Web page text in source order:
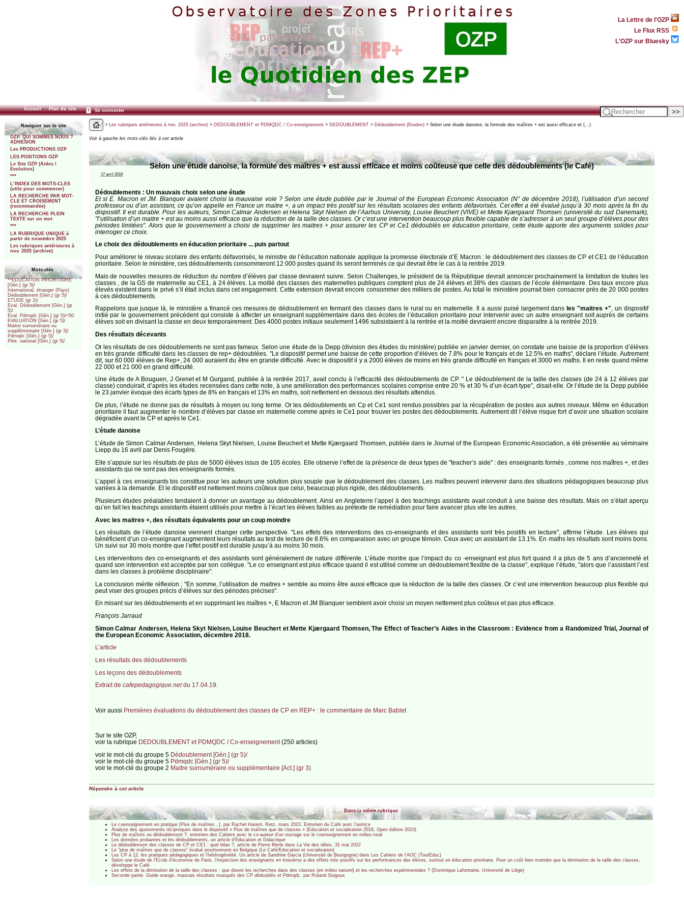
La Lettre de l'OZP
Le Flux RSS
L'OZP sur Bluesky
Accueil Plan du site Se connecter
Naviguer sur le site
OZP. QUI SOMMES NOUS ?
ADHESION
Les PRODUCTIONS OZP
LES POSITIONS OZP
Le Site OZP (Aides /
Evolution)
***
L’INDEX DES MOTS-CLES
(utile pour commencer)
LA RECHERCHE PAR MOT-
CLE ET CROISEMENT
(recommandée)
LA RECHERCHE PLEIN
TEXTE sur un mot
***
LA RUBRIQUE UNIQUE à
partir de novembre 2025
Les rubriques antérieures à
nov. 2025 (archive)
Mots-clés
**EDUCATION PRIORITAIRE
[Gén.] (gr 5)/
International, étranger (Pays)
Dédoublement [Gén.] (gr 5)/
ETUDE (gr 2)/
Eval. Dédoublement [Gén.] (gr
5)/
Eval. Pdmqdc [Gén.] (gr 5)/<50
EVALUATION [Gén.] (gr 5)/
Maitre surnuméraire ou
supplémentaire [Gén.] (gr 3)/
Pdmqdc [Gén.] (gr 5)/
Pilot. national [Gén.] (gr 5)/
> Les rubriques antérieures à nov. 2025 (archive)> DEDOUBLEMENT et PDMQDC / Co-enseignement> DEDOUBLEMENT> Dédoublement (Etudes)> Selon une étude danoise, la formule des maîtres + est aussi efficace et (…)
Voir à gauche les mots-clés liés à cet article
Selon une étude danoise, la formule des maîtres + est aussi efficace et moins coûteuse que celle des dédoublements (le Café)
17 avril 2019
Dédoublements : Un mauvais choix selon une étude
Et si E. Macron et JM. Blanquer avaient choisi la mauvaise voie ? Selon une étude publiée par le Journal of the European Economic Association (N° de décembre 2018), l’utilisation d’un second
professeur ou d’un assistant, ce qu’on appelle en France un maitre +, a un impact très positif sur les résultats scolaires des enfants défavorisés. Cet effet a été évalué jusqu’à 30 mois après la fin du
dispositif. Il est durable. Pour les auteurs, Simon Calmar Andersen et Helena Skyt Nielsen de l’Aarhus University, Louise Beuchert (VIVE) et Mette Kjærgaard Thomsen (université du sud Danemark),
"l’utilisation d’un maitre + est au moins aussi efficace que la réduction de la taille des classes. Or c’est une intervention beaucoup plus flexible capable de s’adresser à un seul groupe d’élèves pour des
périodes limitées". Alors que le gouvernement a choisi de supprimer les maitres + pour assurer les CP et Ce1 dédoublés en éducation prioritaire, cette étude apporte des arguments solides pour
interroger ce choix.
Le choix des dédoublements en éducation prioritaire ... puis partout
Pour améliorer le niveau scolaire des enfants défavorisés, le ministre de l’éducation nationale applique la promesse électorale d’E Macron : le dédoublement des classes de CP et CE1 de l’éducation
prioritaire. Selon le ministère, ces dédoublements consommeront 12 000 postes quand ils seront terminés ce qui devrait être le cas à la rentrée 2019.
Mais de nouvelles mesures de réduction du nombre d’élèves par classe devraient suivre. Selon Challenges, le président de la République devrait annoncer prochainement la limitation de toutes les
classes , de la GS de maternelle au CE1, à 24 élèves. La moitié des classes des maternelles publiques comptent plus de 24 élèves et 38% des classes de l’école élémentaire. Des taux encore plus
élevés existent dans le privé s’il était inclus dans cet engagement. Cette extension devrait encore consommer des milliers de postes. Au total le ministère pourrait bien consacrer près de 20 000 postes
à ces dédoublements.
Rappelons que jusque là, le ministère a financé ces mesures de dédoublement en fermant des classes dans le rural ou en maternelle. Il a aussi puisé largement dans les "maitres +" , un dispositif
initié par le gouvernement précédent qui consiste à affecter un enseignant supplémentaire dans des écoles de l’éducation prioritaire pour intervenir avec un autre enseignant soit auprès de certains
élèves soit en divisant la classe en deux temporairement. Des 4000 postes initiaux seulement 1496 subsistaient à la rentrée et la moitié devraient encore disparaitre à la rentrée 2019.
Des résultats décevants
Or les résultats de ces dédoublements ne sont pas fameux. Selon une étude de la Depp (division des études du ministère) publiée en janvier dernier, on constate une baisse de la proportion d’élèves
en très grande difficulté dans les classes de rep+ dédoublées. "Le dispositif permet une baisse de cette proportion d’élèves de 7.8% pour le français et de 12.5% en maths", déclare l’étude. Autrement
dit, sur 60 000 élèves de Rep+, 24 000 auraient du être en grande difficulté. Avec le dispositif il y a 2000 élèves de moins en très grande difficulté en français et 3000 en maths. Il en reste quand même
22 000 et 21 000 en grand difficulté.
Une étude de A Bouguen, J Grenet et M Gurgand, publiée à la rentrée 2017, avait conclu à l’efficacité des dédoublements de CP. " Le dédoublement de la taille des classes (de 24 à 12 élèves par
classe) conduirait, d’après les études recensées dans cette note, à une amélioration des performances scolaires comprise entre 20 % et 30 % d’un écart-type", disait-elle. Or l’étude de la Depp publiée
le 23 janvier évoque des écarts types de 8% en français et 13% en maths, soit nettement en dessous des résultats attendus.
De plus, l’étude ne donne pas de résultats à moyen ou long terme. Or les dédoublements en Cp et Ce1 sont rendus possibles par la récupération de postes aux autres niveaux. Même en éducation
prioritaire il faut augmenter le nombre d’élèves par classe en maternelle comme après le Ce1 pour trouver les postes des dédoublements. Autrement dit l’élève risque fort d’avoir une situation scolaire
dégradée avant le CP et après le Ce1.
L’étude danoise
L’étude de Simon Calmar Andersen, Helena Skyt Nielsen, Louise Beuchert et Mette Kjærgaard Thomsen, publiée dans le Journal of the European Economic Association, a été présentée au séminaire
Liepp du 16 avril par Denis Fougère.
Elle s’appuie sur les résultats de plus de 5000 élèves issus de 105 écoles. Elle observe l’effet de la présence de deux types de "teacher’s aide" : des enseignants formés , comme nos maîtres +, et des
assistants qui ne sont pas des enseignants formés.
L’appel à ces enseignants bis constitue pour les auteurs une solution plus souple que le dédoublement des classes. Les maîtres peuvent intervenir dans des situations pédagogiques beaucoup plus
variées à la demande. Et le dispositif est nettement moins coûteux que celui, beaucoup plus rigide, des dédoublements.
Plusieurs études préalables tendaient à donner un avantage au dédoublement. Ainsi en Angleterre l’appel à des teachings assistants avait conduit à une baisse des résultats. Mais on s’était aperçu
qu’en fait les teachings assistants étaient utilisés pour mettre à l’écart les élèves faibles au prétexte de remédiation pour faire avancer plus vite les autres.
Avec les maitres +, des résultats équivalents pour un coup moindre
Les résultats de l’étude danoise viennent changer cette perspective. "Les effets des interventions des co-enseignants et des assistants sont très positifs en lecture", affirme l’étude. Les élèves qui
bénéficient d’un co-enseignant augmentent leurs résultats au test de lecture de 8.6% en comparaison avec un groupe témoin. Ceux avec un assistant de 13.1%. En maths les résultats sont moins bons.
Un suivi sur 30 mois montre que l’effet positif est durable jusqu’à au moins 30 mois.
Les interventions des co-enseignants et des assistants sont généralement de nature différente. L’étude montre que l’impact du co -enseignant est plus fort quand il a plus de 5 ans d’ancienneté et
quand son intervention est acceptée par son collègue. "Le co enseignant est plus efficace quand il est utilisé comme un dédoublement flexible de la classe", explique l’étude, "alors que l’assistant l’est
dans les classes à problème disciplinaire".
La conclusion mérite réflexion ; "En somme, l’utilisation de maitres + semble au moins être aussi efficace que la réduction de la taille des classes. Or c’est une intervention beaucoup plus flexible qui
peut viser des groupes précis d’élèves sur des périodes précises".
En misant sur les dédoublements et en supprimant les maîtres +, E Macron et JM Blanquer semblent avoir choisi un moyen nettement plus coûteux et pas plus efficace.
François Jarraud
Simon Calmar Andersen, Helena Skyt Nielsen, Louise Beuchert et Mette Kjærgaard Thomsen, The Effect of Teacher’s Aides in the Classroom : Evidence from a Randomized Trial, Journal of
the European Economic Association, décembre 2018.
L’article
Les résultats des dédoublements
Les leçons des dédoublements
Extrait de cafepedagogique.netdu 17.04.19.
Voir aussi Premières évaluations du dédoublement des classes de CP en REP+ : le commentaire de Marc Bablet
Sur le site OZP,
voir la rubrique DEDOUBLEMENT et PDMQDC / Co-enseignement(250 articles)
voir le mot-clé du groupe 5 Dédoublement [Gén.] (gr 5)/
voir le mot-clé du groupe 5 Pdmqdc [Gén.] (gr 5)/
voir le mot-clé du groupe 2 Maitre surnuméraire ou supplémentaire [Act.] (gr 3)
Répondre à cet article
Dans la même rubrique
Le coenseignement en pratique [Plus de maîtres...], par Rachel Harent, Retz, mars 2023. Entretien du Café avec l’autrice
Analyse des ajustements réciproques dans le dispositif « Plus de maîtres que de classes » (Education et socialisation 2018, Open édition 2023)
Plus de maîtres ou dédoublement ?, entretien des Cahiers avec le co-auteur d’un ouvrage sur le coenseignement en milieu rural
Les données probantes et les dédoublements, un article d’Education et Didactique
Le dédoublement des classes de CP et CE1 : quel bilan ?, article de Pierre Merle dans La Vie des idées, 31 mai 2022
Le "plus de maîtres que de classes" évalué positivement en Belgique (Le Café/Education et socialisation)
Les CP à 12, les pratiques pédagogiques et l’hétérogénéité. Un article de Sandrine Garcia (Université de Bourgogne) dans Les Cahiers de l’AOC (ToutEduc)
Selon une étude de l’Ecole d’économie de Paris, l’inspection des enseignants en troisième a des effets très positifs sur les performances des élèves, surtout en éducation prioritaire. Pour un coût bien moindre que la diminution de la taille des classes,
développe le Café
Les effets de la diminution de la taille des classes : que disent les recherches dans des classes (en milieu naturel) et les recherches expérimentales ? (Dominique Lafontaine, Université de Liège)
Seconde partie. Guide orange, mauvais résultats masqués des CP dédoublés et Pdmqdc, par Roland Goigoux